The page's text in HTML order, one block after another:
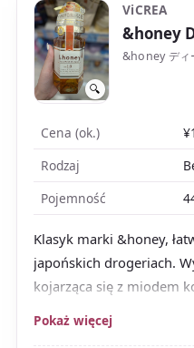
🔍
ViCREA
&honey
&honey ディ
Cena (ok.)
Rodzaj
Pojemność
Klasyk marki &honey,
japońskich drogeriach.
kojarząca się z miodem
Japońskie opinie chwalą
Pokaż więcej